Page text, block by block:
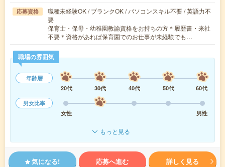
応募資格
職種未経験OK / ブランクOK / パソコンスキル不要 / 英語力不
要
保育士・保母・幼稚園教諭資格をお持ちの方＊履歴書・来社
不要＊資格があれば保育園でのお仕事が未経験でも…
職場の雰囲気
年齢層
20代
30代 40代 50代
60代
男女比率
女性
男性
もっと見る
気になる! 応募へ進む 詳しく見る